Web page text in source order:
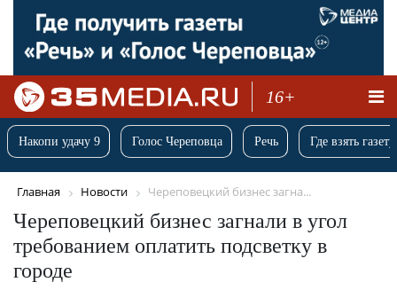
16+
Накопи удачу 9 Голос Череповца Речь Где взять
Главная Новости Череповецкий бизнес загна...
Череповецкий бизнес загнали в угол
требованием оплатить подсветку в
городе